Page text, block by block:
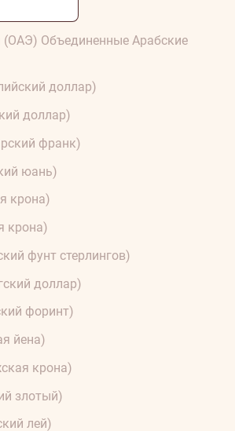
(ОАЭ) Объединенные Арабские
доллар)
доллар)
франк)
юань)
крона)
крона)
фунт стерлингов)
доллар)
форинт)
йена)
крона)
злотый)
лей)